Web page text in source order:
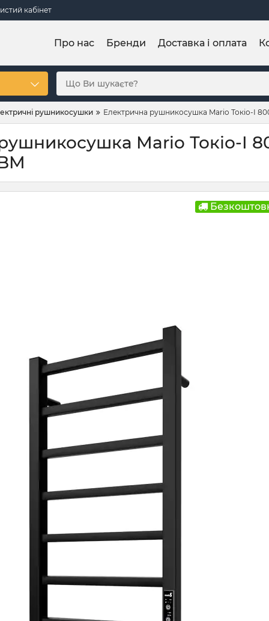
кабінет
Про нас Бренди Доставка і оплата
рушникосушки Електрична рушникосушка Mario Токіо-I
Mario Токіо-I